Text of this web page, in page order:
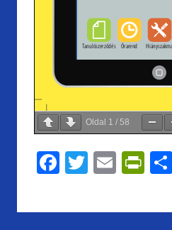
Oldal 1 / 58
F
e
T
itt
E
ai
Pr
tF